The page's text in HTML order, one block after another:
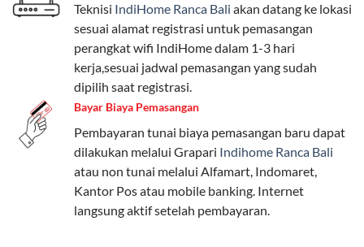
Paket Easy cocok untuk kebutuhan dasar, Paket
Complete untuk yang menginginkan fitur lengkap,
dan Paket Dynamic IP untuk pengguna yang
memprioritaskan kecepatan internet tinggi.
Paket Telkomsel One dengan Kuota Keluarga
Salah satu fitur unggulan Telkomsel One adalah Paket
Kuota Keluarga. Dengan kuota hingga 30 GB, Anda
bisa membagikan internet kepada anggota keluarga
atau teman tanpa perlu khawatir kehabisan kuota.
Teknisi IndiHome Ranca Bali akan datang ke lokasi
sesuai alamat registrasi untuk pemasangan
perangkat wifi IndiHome dalam 1-3 hari
kerja,sesuai jadwal pemasangan yang sudah
dipilih saat registrasi.
Bayar Biaya Pemasangan
Pembayaran tunai biaya pemasangan baru dapat
dilakukan melalui Grapari Indihome Ranca Bali
atau non tunai melalui Alfamart, Indomaret,
Kantor Pos atau mobile banking. Internet
langsung aktif setelah pembayaran.